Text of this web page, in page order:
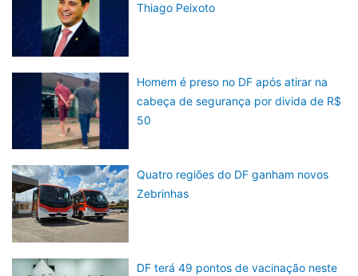
Thiago Peixoto
Homem é preso no DF após atirar na
cabeça de segurança por divida de R$
50
Quatro regiões do DF ganham novos
Zebrinhas
DF terá 49 pontos de vacinação neste